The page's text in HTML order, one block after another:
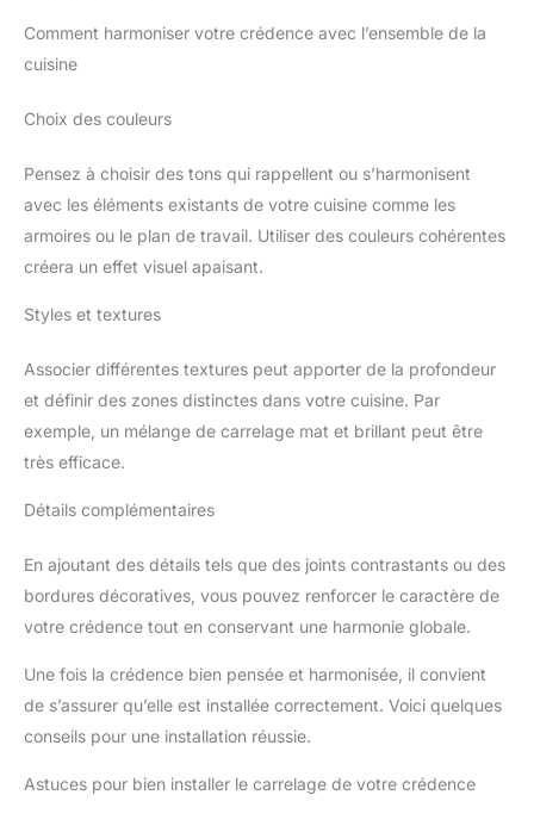
Comment harmoniser votre crédence avec l’ensemble de la
cuisine
Choix des couleurs
Pensez à choisir des tons qui rappellent ou s’harmonisent
avec les éléments existants de votre cuisine comme les
armoires ou le plan de travail. Utiliser des couleurs cohérentes
créera un effet visuel apaisant.
Styles et textures
Associer différentes textures peut apporter de la profondeur
et définir des zones distinctes dans votre cuisine. Par
exemple, un mélange de carrelage mat et brillant peut être
très efficace.
Détails complémentaires
En ajoutant des détails tels que des joints contrastants ou des
bordures décoratives, vous pouvez renforcer le caractère de
votre crédence tout en conservant une harmonie globale.
Une fois la crédence bien pensée et harmonisée, il convient
de s’assurer qu’elle est installée correctement. Voici quelques
conseils pour une installation réussie.
Astuces pour bien installer le carrelage de votre crédence